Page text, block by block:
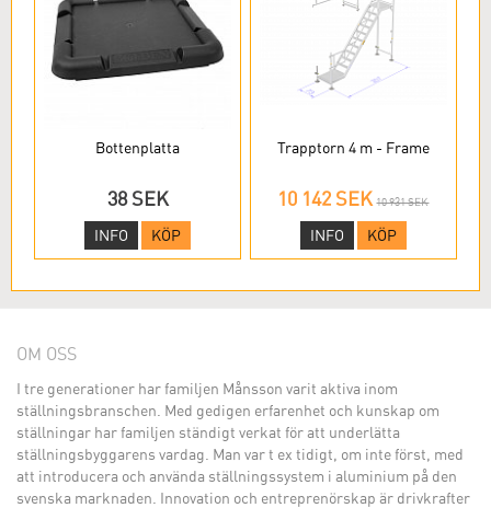
Bottenplatta
38 SEK
INFO KÖP
Trapptorn 4 m - Frame
10 142 SEK 10 931 SEK
INFO KÖP
OM OSS
I tre generationer har familjen Månsson varit aktiva inom
ställningsbranschen. Med gedigen erfarenhet och kunskap om
ställningar har familjen ständigt verkat för att underlätta
ställningsbyggarens vardag. Man var t ex tidigt, om inte först, med
att introducera och använda ställningssystem i aluminium på den
svenska marknaden. Innovation och entreprenörskap är drivkrafter